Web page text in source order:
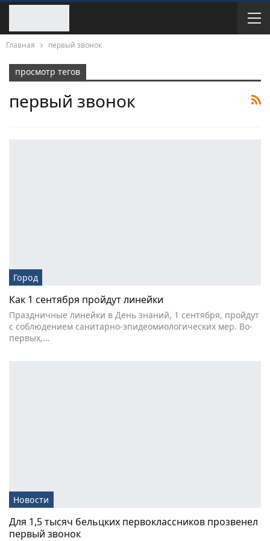
Главная первый звонок
просмотр тегов
первый звонок
Город
Как 1 сентября пройдут линейки
Праздничные линейки в День знаний, 1 сентября, пройдут
с соблюдением санитарно-эпидеомиологических мер. Во-
первых,…
Новости
Для 1,5 тысяч бельцких первоклассников прозвенел
первый звонок